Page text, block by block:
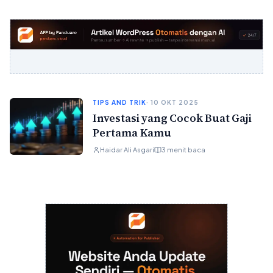
TIPS AND TRIK· 10 OKT 2025
Investasi yang Cocok Buat Gaji
Pertama Kamu
Haidar Ali Asgari 3 menit baca